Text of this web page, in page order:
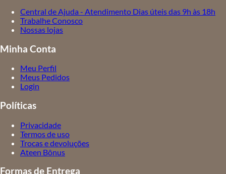
Central de Ajuda - Atendimento Dias úteis das 9h às 18h
Trabalhe Conosco
Nossas lojas
Minha Conta
Meu Perfil
Meus Pedidos
Login
Políticas
Privacidade
Termos de uso
Trocas e devoluções
Ateen Bônus
Formas de Entrega